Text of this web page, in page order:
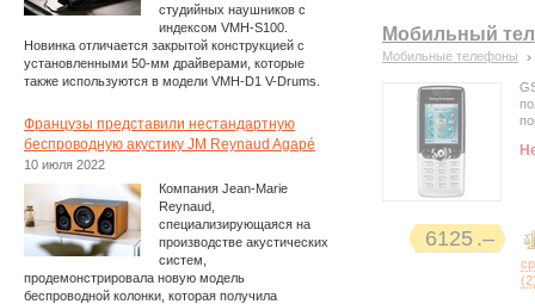
Мобильный
Мобильные телефоны
6125
(2
студийных наушников с
индексом VMH-S100.
Новинка отличается закрытой конструкцией с
установленными 50-мм драйверами, которые
также используются в модели VMH-D1 V-Drums.
Французы представили нестандартную
беспроводную акустику JM Reynaud Agapé
10 июля 2022
Компания Jean-Marie
Reynaud,
специализирующаяся на
производстве акустических
систем,
продемонстрировала новую модель
беспроводной колонки, которая получила